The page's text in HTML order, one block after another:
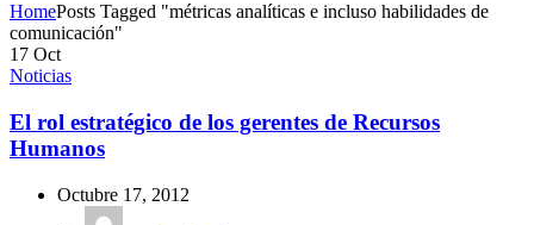
HomePosts Tagged "métricas analíticas e incluso habilidades de
comunicación"
17 Oct
Noticias
El rol estratégico de los gerentes de Recursos
Humanos
Octubre 17, 2012